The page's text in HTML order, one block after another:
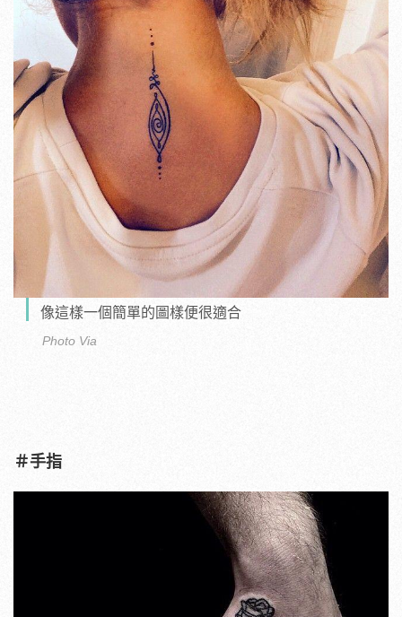
像這樣一個簡單的圖樣便很適合
Photo Via
＃手指